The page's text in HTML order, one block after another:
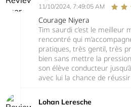
11/10/2024, 7:49:05 AM
Courage Niyera
Tim saurdi c’est le meilleur
rencontré qui
pratiques, très gentil, très
bien sans mettre la
son élève conducteur
avec lui la chance de
Lohan Leresche